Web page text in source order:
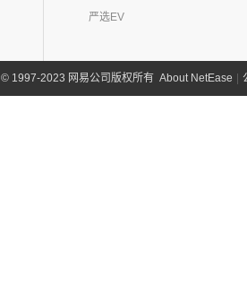
严选EV
©1997-2023 网易公司版权所有 About NetEase